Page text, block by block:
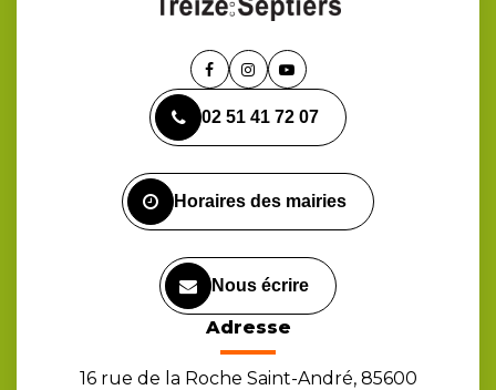
Lien
le
compte
Lien
le
compte
Lien
la
chaîne
02 51 41 72 07
Horaires des mairies
Nous écrire
Adresse
16 rue de la Roche Saint-André, 85600